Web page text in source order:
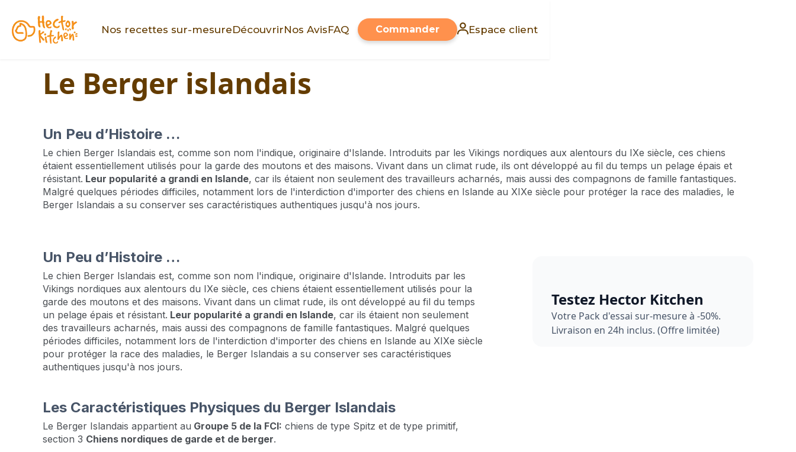
Nos recettes sur-mesureDécouvrirNos AvisFAQ Commander Espace client
Le Berger islandais
Un Peu d’Histoire …
Le chien Berger Islandais est, comme son nom l'indique, originaire d'Islande. Introduits par les Vikings nordiques aux alentours du IXe siècle, ces chiens
étaient essentiellement utilisés pour la garde des moutons et des maisons. Vivant dans un climat rude, ils ont développé au fil du temps un pelage épais et
résistant. Leur popularité a grandi en Islande, car ils étaient non seulement des travailleurs acharnés, mais aussi des compagnons de famille fantastiques.
Malgré quelques périodes difficiles, notamment lors de l'interdiction d'importer des chiens en Islande au XIXe siècle pour protéger la race des maladies, le
Berger Islandais a su conserver ses caractéristiques authentiques jusqu'à nos jours.
Un Peu d’Histoire …
Le chien Berger Islandais est, comme son nom l'indique, originaire d'Islande. Introduits par les
Vikings nordiques aux alentours du IXe siècle, ces chiens étaient essentiellement utilisés pour la
garde des moutons et des maisons. Vivant dans un climat rude, ils ont développé au fil du temps
un pelage épais et résistant. Leur popularité a grandi en Islande, car ils étaient non seulement
des travailleurs acharnés, mais aussi des compagnons de famille fantastiques. Malgré quelques
périodes difficiles, notamment lors de l'interdiction d'importer des chiens en Islande au XIXe siècle
pour protéger la race des maladies, le Berger Islandais a su conserver ses caractéristiques
authentiques jusqu'à nos jours.
Les Caractéristiques Physiques du Berger Islandais
Le Berger Islandais appartient au Groupe 5 de la FCI: chiens de type Spitz et de type primitif,
section 3 Chiens nordiques de garde et de berger.
Testez Hector Kitchen
Votre Pack d'essai sur-mesure à -50%.
Livraison en 24h inclus. (Offre limitée)